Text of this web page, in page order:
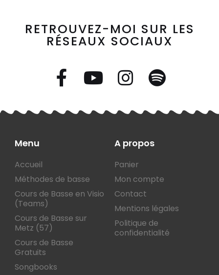
RETROUVEZ-MOI SUR LES
RÉSEAUX SOCIAUX
Menu
Accueil
Méthodes de basse
Cours de Basse en Visio
(Teams)
Cours de Basse sur
Metz (57)
Cours de Basse
Gratuits
Songbooks
A propos
Panier
Mon compte
Contact
Mentions légales
Politique de
confidentialité